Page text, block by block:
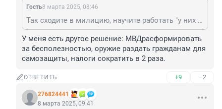
Гость8 марта 2025, 08:46
Так сходите в милицию, научите работать "у них там места есть")))).
У меня есть другое решение: МВДрасформировать
за бесполезностью, оружие раздать гражданам для
самозащиты, налоги сократить в 2 раза.
ОТВЕТИТЬ +9 –2
276824441
8 марта 2025, 09:41